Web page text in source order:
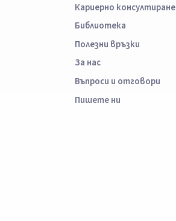
Кариерно консултиране
Библиотека
Полезни връзки
За нас
Въпроси и отговори
Пишете ни